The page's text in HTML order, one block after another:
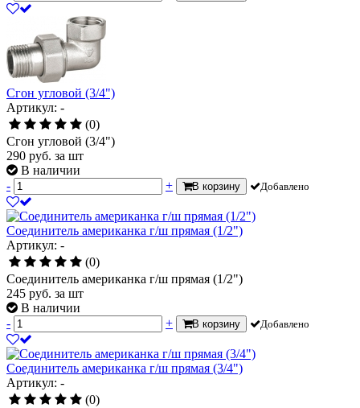
Сгон угловой (3/4")
Артикул: -
(0)
Сгон угловой (3/4")
290 руб. за шт
В наличии
-
+ В корзину Добавлено
Соединитель американка г/ш прямая (1/2")
Артикул: -
(0)
Соединитель американка г/ш прямая (1/2")
245 руб. за шт
В наличии
-
+ В корзину Добавлено
Соединитель американка г/ш прямая (3/4")
Артикул: -
(0)